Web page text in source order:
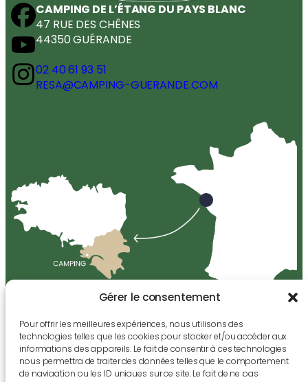
Gérer le consentement
Pour offrir les meilleures expériences, nous utilisons des
technologies telles que les cookies pour stocker et/ou accéder aux
informations des appareils. Le fait de consentir à ces technologies
nous permettra de traiter des données telles que le comportement
de navigation ou les ID uniques sur ce site. Le fait de ne pas
CAMPING DE L’ÉTANG DU PAYS BLANC
47 RUE DES CHÊNES
44350 GUÉRANDE
02 40 61 93 51
RESA@CAMPING-GUERANDE.COM
MENTIONS LÉGALES–PLAN DU SITE–ÉDITORIAL–CRÉÉ PAR
OUEST COMMUNICATION